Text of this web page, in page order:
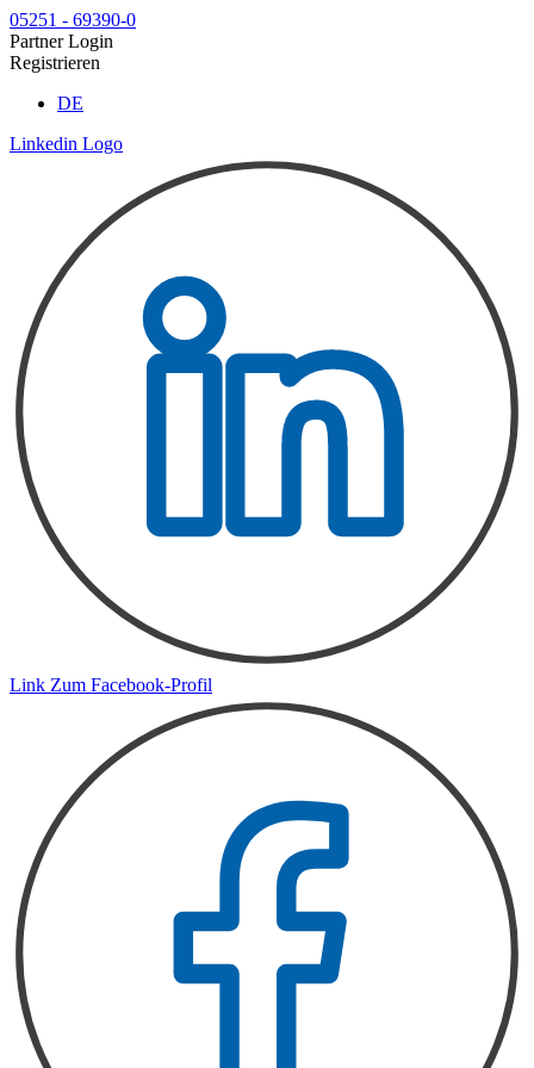
Zum
Inhalt
springen
05251 - 69390-0
Partner Login
Registrieren
DE
Linkedin Logo
Link Zum Facebook-Profil